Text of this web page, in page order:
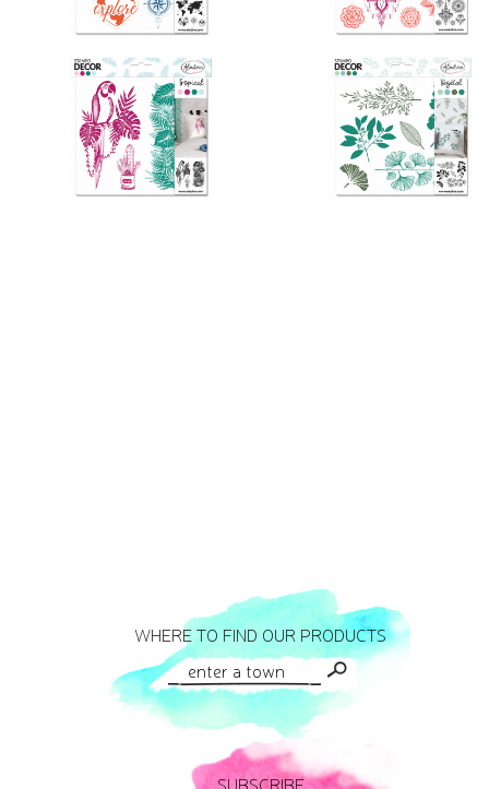
WHERE TO FIND OUR PRODUCTS
SUBSCRIBE